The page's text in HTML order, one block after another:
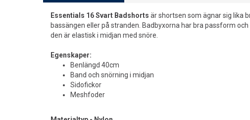
Essentials 16 Svart Badshorts är shortsen som ägnar sig lika
bassängen eller på stranden. Badbyxorna har bra passform
den är elastisk i midjan med snöre.
Egenskaper:
Benlängd 40cm
Band och snörning i midjan
Sidofickor
Meshfoder